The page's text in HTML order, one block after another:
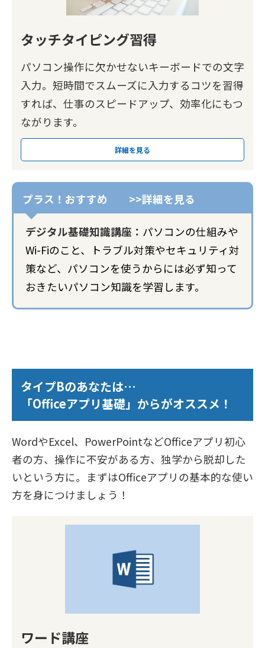
タッチタイピング習得
パソコン操作に欠かせないキーボードでの文字
入力。短時間でスムーズに入力するコツを習得
すれば、仕事のスピードアップ、効率化にもつ
ながります。
詳細を見る
デジタル基礎知識講座： パソコンの仕組みや
Wi-Fiのこと、トラブル対策やセキュリティ対
策など、パソコンを使うからには必ず知って
おきたいパソコン知識を学習します。
タイプBのあなたは…
「Officeアプリ基礎」からがオススメ！
WordやExcel、PowerPointなどOfficeアプリ初心
者の方、操作に不安がある方、独学から脱却した
いという方に。まずはOfficeアプリの基本的な使い
方を身につけましょう！
ワード講座